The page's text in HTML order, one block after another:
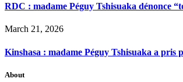
RDC : madame Péguy Tshisuaka dénonce
March 21, 2026
Kinshasa : madame Péguy Tshisuaka a pris
About